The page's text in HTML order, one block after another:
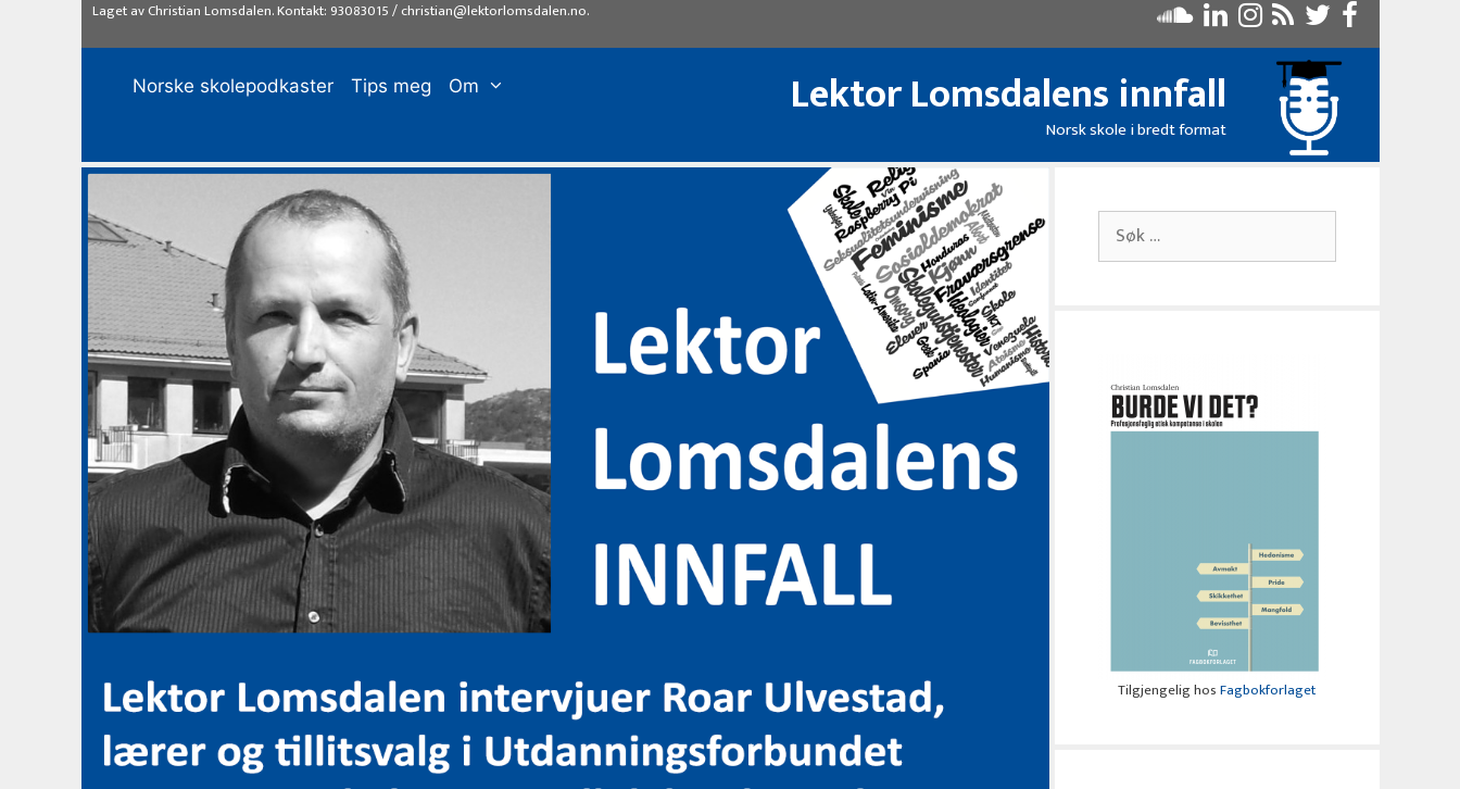
Laget avChristian Lomsdalen. Kontakt: 93083015/christian@lektorlomsdalen.no.
Lektor Lomsdalens innfall
Norsk skole i bredt format
Norske skolepodkaster Tips meg Om
Søk
etter:
Tilgjengelig hosFagbokforlaget